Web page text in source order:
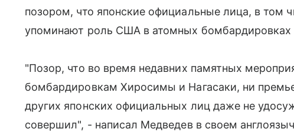
позором, что японские официальные лица, в том
упоминают роль США в атомных бомбардировках
"Позор, что во время недавних памятных
бомбардировкам Хиросимы и Нагасаки, ни
других японских официальных лиц даже не
совершил", - написал Медведев в своем